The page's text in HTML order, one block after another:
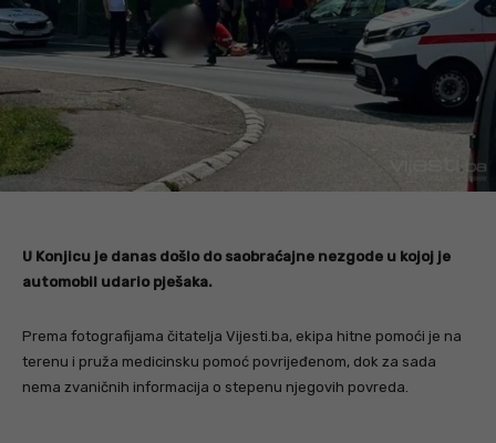
U Konjicu je danas došlo do saobraćajne nezgode u kojoj je
automobil udario pješaka.
Prema fotografijama čitatelja Vijesti.ba, ekipa hitne pomoći je na
terenu i pruža medicinsku pomoć povrijeđenom, dok za sada
nema zvaničnih informacija o stepenu njegovih povreda.